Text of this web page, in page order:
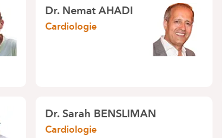
Dr.Nemat AHADI
Cardiologie
Dr.Sarah BENSLIMAN
Cardiologie